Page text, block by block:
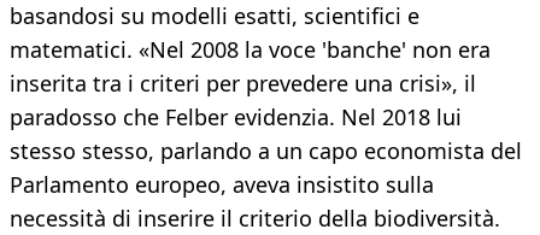
basandosi su modelli esatti, scientifici e
matematici. «Nel 2008 la voce 'banche' non era
inserita tra i criteri per prevedere una crisi», il
paradosso che Felber evidenzia. Nel 2018 lui
stesso stesso, parlando a un capo economista del
Parlamento europeo, aveva insistito sulla
necessità di inserire il criterio della biodiversità.